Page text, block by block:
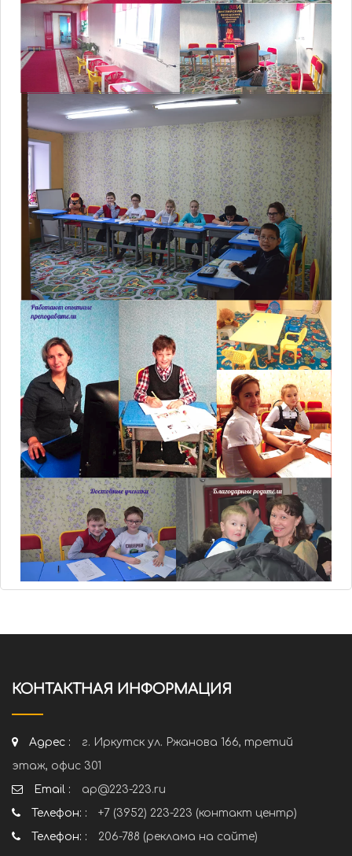
КОНТАКТНАЯ ИНФОРМАЦИЯ
Адрес :
г. Иркутск ул. Ржанова 166, третий
этаж, офис 301
Email :
ap@223-223.ru
Телефон: :
+7 (3952) 223-223 (контакт центр)
Телефон: :
206-788 (реклама на сайте)